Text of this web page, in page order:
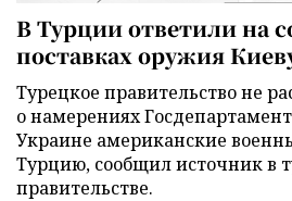
В Турции ответили на
поставках оружия
Турецкое правительство не
о намерениях
Украине американские
Турцию, сообщил источник в
правительстве.